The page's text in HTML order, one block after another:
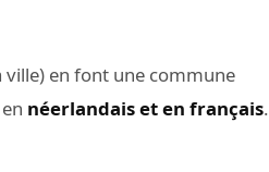
ville) en font une commune
néerlandais et en français.